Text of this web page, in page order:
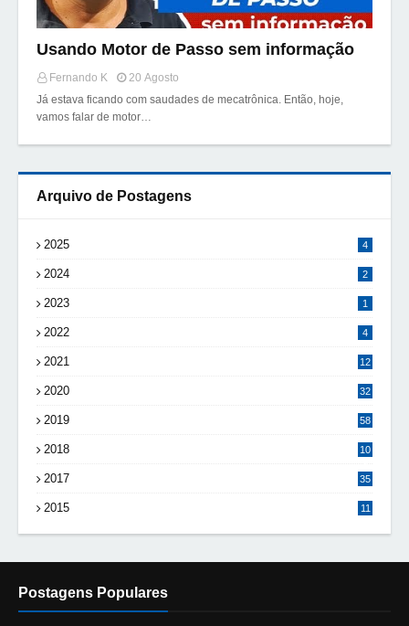
Usando Motor de Passo sem informação
Fernando K
20 Agosto
Já estava ficando com saudades de mecatrônica. Então, hoje,
vamos falar de motor…
Arquivo de Postagens
2025 4
2024 2
2023 1
2022 4
2021 12
2020 32
2019 58
2018
10
2017 35
2015 11
Postagens Populares